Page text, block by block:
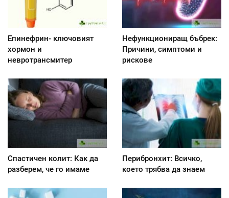
Епинефрин- ключовият
хормон и
невротрансмитер
Нефункциониращ бъбрек:
Причини, симптоми и
рискове
Спастичен колит: Как да
разберем, че го имаме
Перибронхит: Всичко,
което трябва да знаем